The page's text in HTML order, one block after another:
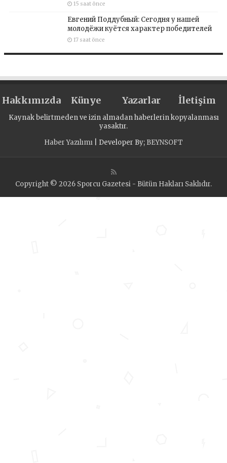
15 saat önce
Евгений Поддубный: Сегодня у нашей
молодёжи куётся характер победителей
17 saat önce
Hakkımızda Künye Yazarlar İletişim
Kaynak belirtmeden ve izin almadan haberlerin kopyalanması
yasaktır.
Haber Yazılımı | Developer By; BEYNSOFT
Copyright © 2026 Sporcu Gazetesi - Bütün Hakları Saklıdır.